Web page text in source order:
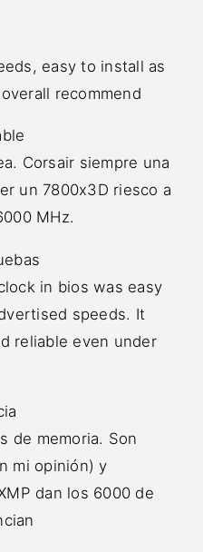
easy to install as
recommend
Corsair siempre una
un 7800x3D riesco a
MHz.
in bios was easy
speeds. It
reliable even under
de memoria. Son
mi opinión) y
dan los 6000 de